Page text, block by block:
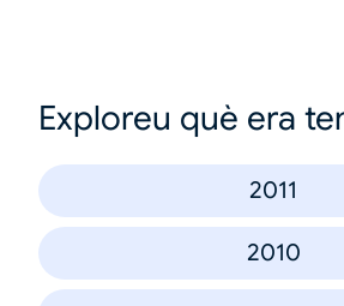
Exploreu què era
2011
2010